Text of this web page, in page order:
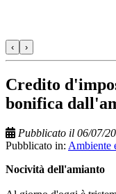
‹ ›
Credito
bonifica
Pubblicato il 06/07/
Pubblicato in: Ambiente
Nocività dell'amianto